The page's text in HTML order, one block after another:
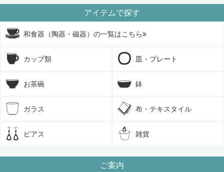
アイテムで探す
和食器（陶器・磁器）の一覧はこちら
カップ類 皿・プレート
お茶碗 鉢
ガラス 布・テキスタイル
ピアス 雑貨
ご案内